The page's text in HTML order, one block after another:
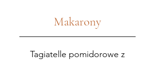
Makarony
Tagiatelle pomidorowe z